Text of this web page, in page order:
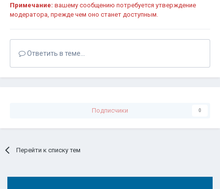
Примечание: вашему сообщению потребуется утверждение
модератора, прежде чем оно станет доступным.
Ответить в теме...
Подписчики 0
Перейти к списку тем